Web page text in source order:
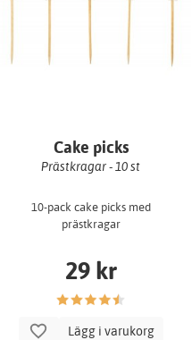
Cake picks
Prästkragar - 10 st
10-pack cake picks med
prästkragar
29 kr
Lägg i varukorg